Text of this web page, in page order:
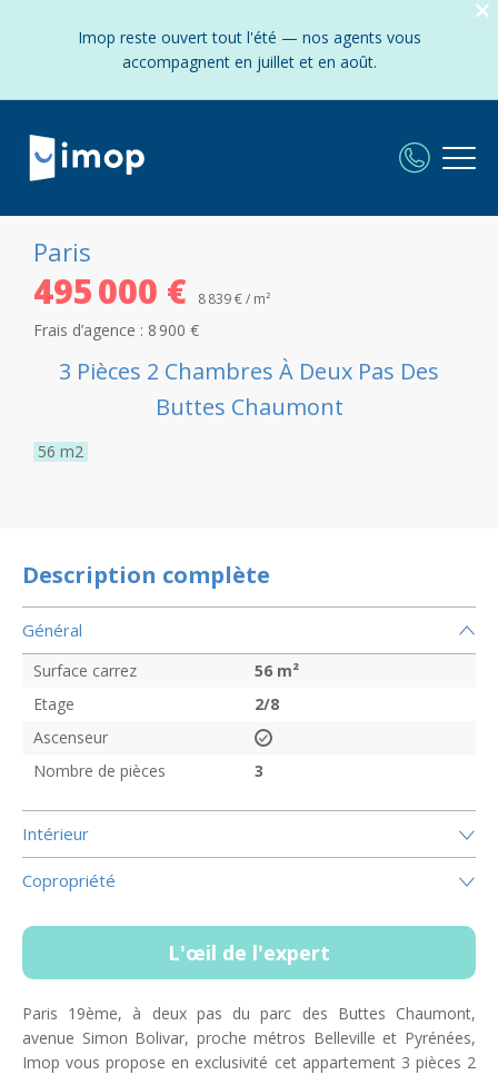
Imop reste ouvert tout l'été — nos agents vous
accompagnent en juillet et en août.
Paris
495 000 € 8 839 € / m²
Frais d’agence : 8 900 €
3 Pièces 2 Chambres À Deux Pas Des
Buttes Chaumont
56 m2
Description complète
Général
Surface carrez 56 m²
Etage
2/8
Ascenseur
Nombre de pièces
3
Intérieur
Copropriété
L'œil de l'expert
Paris 19ème, à deux pas du parc des Buttes Chaumont,
avenue Simon Bolivar, proche métros Belleville et Pyrénées,
Imop vous propose en exclusivité cet appartement 3 pièces 2